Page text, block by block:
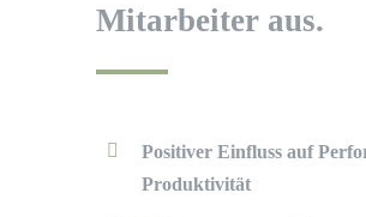
Mitarbeiter aus.
Positiver Einfluss auf
Produktivität